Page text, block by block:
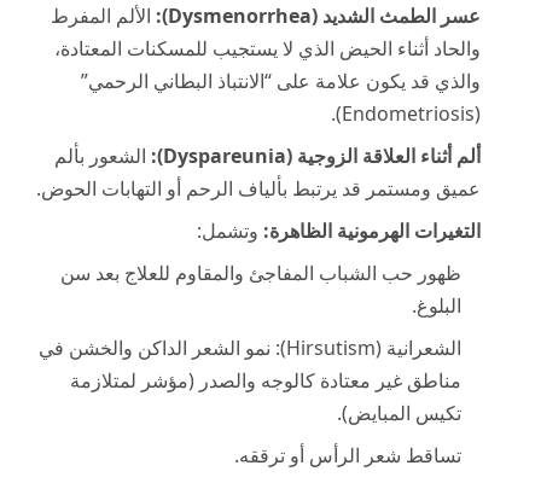
عسر الطمث الشديد (Dysmenorrhea):
الألم المفرط
والحاد أثناء الحيض الذي لا يستجيب للمسكنات المعتادة،
والذي قد يكون علامة على “الانتباذ البطاني الرحمي”
(Endometriosis).
ألم أثناء العلاقة الزوجية (Dyspareunia):
الشعور بألم
عميق ومستمر قد يرتبط بألياف الرحم أو التهابات الحوض.
التغيرات الهرمونية الظاهرة: وتشمل:
ظهور حب الشباب المفاجئ والمقاوم للعلاج بعد سن
البلوغ.
الشعرانية (Hirsutism): نمو الشعر الداكن والخشن في
مناطق غير معتادة كالوجه والصدر (مؤشر لمتلازمة
تكيس المبايض).
تساقط شعر الرأس أو ترققه.